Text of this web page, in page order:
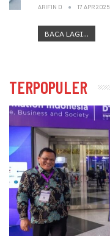
ARIFIN D 17 APR 2025
BACA LAGI...
TERPOPULER